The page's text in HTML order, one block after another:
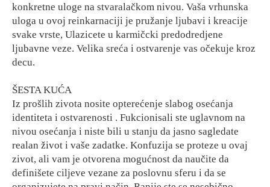
konkretne uloge na stvaralačkom nivou. Vaša vrhunska
uloga u ovoj reinkarnaciji je pružanje ljubavi i kreacije
svake vrste, Ulazicete u karmičcki predodredjene
ljubavne veze. Velika sreća i ostvarenje vas očekuje kroz
decu.
ŠESTA KUĆA
Iz prošlih zivota nosite opterećenje slabog osećanja
identiteta i ostvarenosti . Fukcionisali ste uglavnom na
nivou osećanja i niste bili u stanju da jasno sagledate
realan život i vaše zadatke. Konfuzija se proteze u ovaj
zivot, ali vam je otvorena mogućnost da naučite da
definišete ciljeve vezane za poslovnu sferu i da se